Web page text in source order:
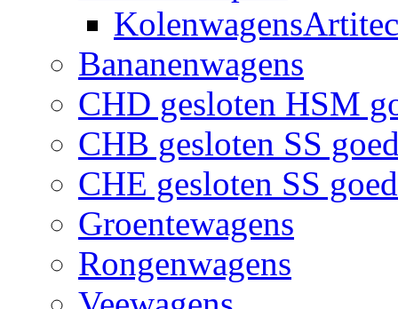
KolenwagensArtitec
Bananenwagens
CHD gesloten HSM
CHB gesloten SS
CHE gesloten SS
Groentewagens
Rongenwagens